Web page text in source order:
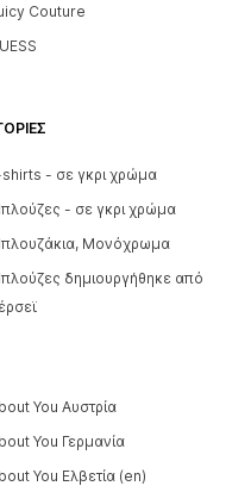
Couture
- σε γκρι χρώμα
- σε γκρι χρώμα
Μονόχρωμα
δημιουργήθηκε από
You Αυστρία
You Γερμανία
You Ελβετία (en)